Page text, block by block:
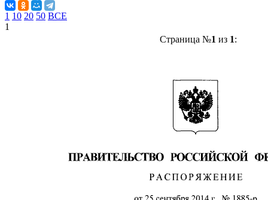
1 10 20 50 ВСЕ
1
Страница №1 из 1: